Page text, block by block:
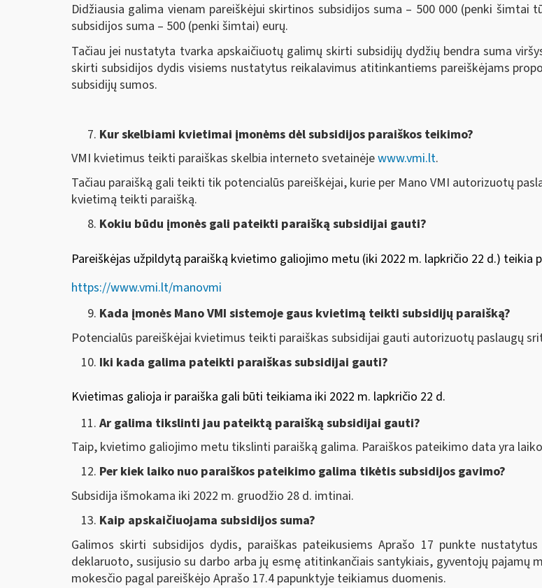
Didžiausia galima vienam pareiškėjui skirtinos subsidijos suma – 500 000 (penki
subsidijos suma – 500 (penki šimtai) eurų.
Tačiau jei nustatyta tvarka apskaičiuotų galimų skirti subsidijų dydžių bendra suma
skirti subsidijos dydis visiems nustatytus reikalavimus atitinkantiems pareiškėjams
subsidijų sumos.
Kur skelbiami kvietimai įmonėms dėl subsidijos paraiškos teikimo?
VMI kvietimus teikti paraiškas skelbia interneto svetainėjewww.vmi.lt.
Tačiau paraišką gali teikti tik potencialūs pareiškėjai, kurie per Mano VMI autorizuotų
kvietimą teikti paraišką.
Kokiu būdu įmonės gali pateikti paraišką subsidijai gauti?
Pareiškėjas užpildytą paraišką kvietimo galiojimo metu (iki 2022 m. lapkričio 22 d.)
https://www.vmi.lt/manovmi
Kada įmonės Mano VMI sistemoje gaus kvietimą teikti subsidijų paraišką?
Potencialūs pareiškėjai kvietimus teikti paraiškas subsidijai gauti autorizuotų paslaugų
Iki kada galima pateikti paraiškas subsidijai gauti?
Kvietimas galioja ir paraiška gali būti teikiama iki 2022 m. lapkričio 22 d.
Ar galima tikslinti jau pateiktą paraišką subsidijai gauti?
Taip, kvietimo galiojimo metu tikslinti paraišką galima. Paraiškos pateikimo data yra
Per kiek laiko nuo paraiškos pateikimo galima tikėtis subsidijos gavimo?
Subsidija išmokama iki 2022 m. gruodžio 28 d. imtinai.
Kaip apskaičiuojama subsidijos suma?
Galimos skirti subsidijos dydis, paraiškas pateikusiems Aprašo 17 punkte
deklaruoto, susijusio su darbo arba jų esmę atitinkančiais santykiais, gyventojų pajamų
mokesčio pagal pareiškėjo Aprašo 17.4 papunktyje teikiamus duomenis.